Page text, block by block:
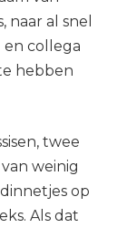
naar al snel
collega
hebben
twee
weinig
op
Als dat